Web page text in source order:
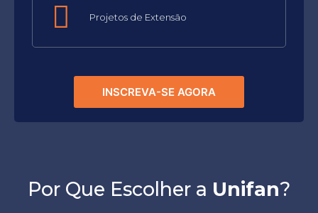
Projetos de Extensão
INSCREVA-SE AGORA
Por Que Escolher a Unifan?